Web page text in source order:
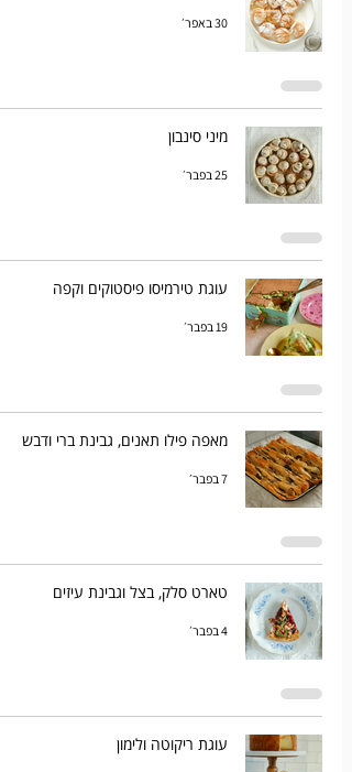
30 באפר׳
מיני סינבון
25 בפבר׳
עוגת טירמיסו פיסטוקים וקפה
19 בפבר׳
מאפה פילו תאנים, גבינת ברי ודבש
7 בפבר׳
טארט סלק, בצל וגבינת עיזים
4 בפבר׳
עוגת ריקוטה ולימון